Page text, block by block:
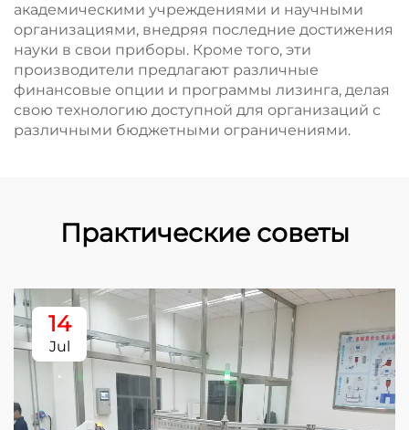
академическими учреждениями и научными
организациями, внедряя последние достижения
науки в свои приборы. Кроме того, эти
производители предлагают различные
финансовые опции и программы лизинга, делая
свою технологию доступной для организаций с
различными бюджетными ограничениями.
Практические советы
14
Jul